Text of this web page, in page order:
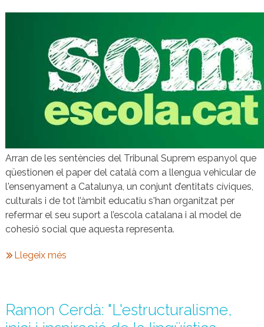
Arran de les sentències del Tribunal Suprem espanyol que
qüestionen el paper del català com a llengua vehicular de
l'ensenyament a Catalunya, un conjunt d’entitats cíviques,
culturals i de tot l’àmbit educatiu s'han organitzat per
refermar el seu suport a l’escola catalana i al model de
cohesió social que aquesta representa.
Llegeix més
Ramon Cerdà: "L'estructuralisme,